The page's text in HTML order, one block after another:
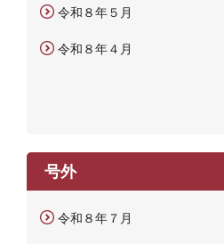
令和８年５月
令和８年４月
号外
令和８年７月